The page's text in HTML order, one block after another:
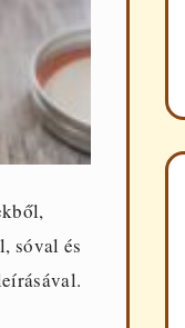
sóval és